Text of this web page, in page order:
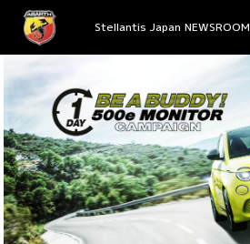
Stellantis Japan NEWSROOM